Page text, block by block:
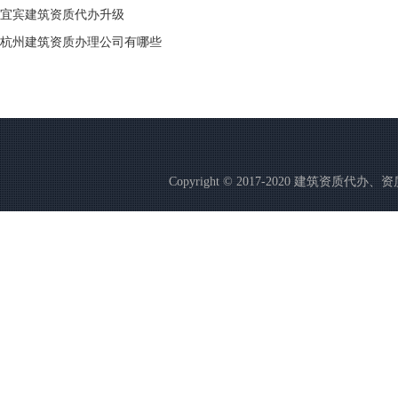
宜宾建筑资质代办升级
杭州建筑资质办理公司有哪些
Copyright © 2017-2020 建筑资质代办、